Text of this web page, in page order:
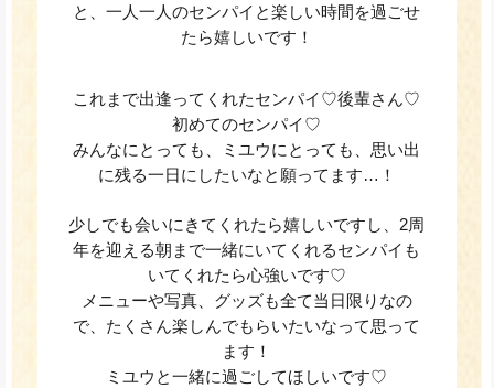
と、一人一人のセンパイと楽しい時間を過ごせ
たら嬉しいです！
これまで出逢ってくれたセンパイ♡後輩さん♡
初めてのセンパイ♡
みんなにとっても、ミユウにとっても、思い出
に残る一日にしたいなと願ってます…！
少しでも会いにきてくれたら嬉しいですし、2周
年を迎える朝まで一緒にいてくれるセンパイも
いてくれたら心強いです♡
メニューや写真、グッズも全て当日限りなの
で、たくさん楽しんでもらいたいなって思って
ます！
ミユウと一緒に過ごしてほしいです♡